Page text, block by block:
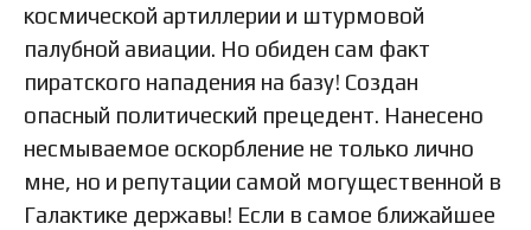
космической артиллерии и штурмовой
палубной авиации. Но обиден сам факт
пиратского нападения на базу! Создан
опасный политический прецедент. Нанесено
несмываемое оскорбление не только лично
мне, но и репутации самой могущественной в
Галактике державы! Если в самое ближайшее